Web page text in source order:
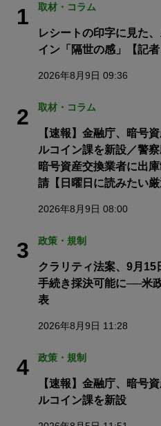
1 取材・コラム
レシートの印字に見た
イン「隔世の感」【記者
2026年8月9日 09:36
2 取材・コラム
【速報】金融庁、暗号
ルコイン課を新設／警
暗号資産交換業者に出
請【日曜日に読みたい厳
2026年8月9日 08:00
3 政策・規制
クラリティ法案、9月15
手続き採決可能に──米
表
2026年8月9日 11:28
4 政策・規制
【速報】金融庁、暗号
ルコイン課を新設